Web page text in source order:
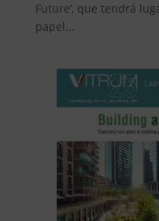
Future’, que tendrá
papel...